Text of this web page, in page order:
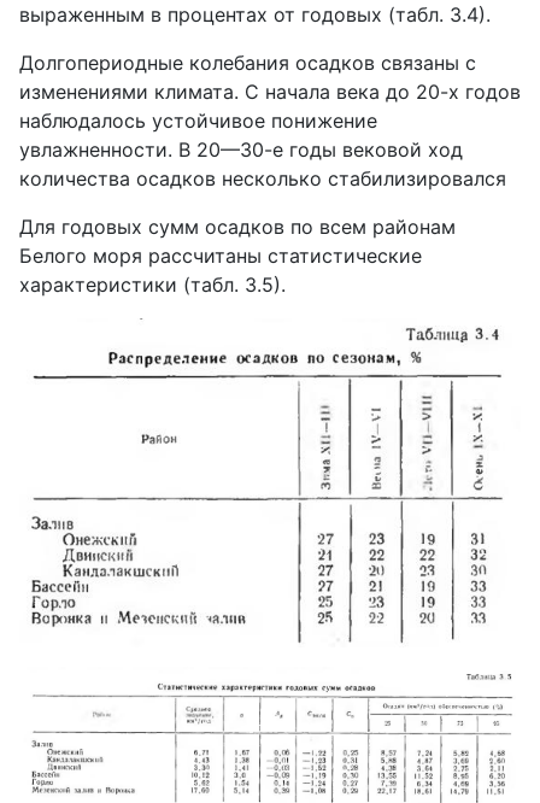
выраженным в процентах от годовых (табл. 3.4).
Долгопериодные колебания осадков связаны с
изменениями климата. С начала века до 20-х годов
наблюдалось устойчивое понижение
увлажненности. В 20—30-е годы вековой ход
количества осадков несколько стабилизировался
Для годовых сумм осадков по всем районам
Белого моря рассчитаны статистические
характеристики (табл. 3.5).